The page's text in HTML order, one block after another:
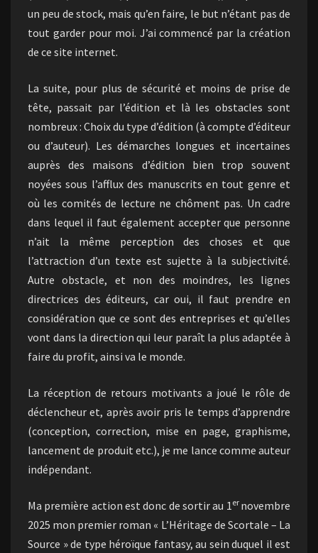
un peu de stock, mais qu’en faire, le but n’étant pas de
tout garder pour moi. J’ai commencé par la création
de ce site internet.
La suite, pour plus de sécurité et moins de prise de
tête, passait par l’édition et là les obstacles sont
nombreux : Choix du type d’édition (à compte d’éditeur
ou d’auteur). Les démarches longues et incertaines
auprès des maisons d’édition bien trop souvent
noyées sous l’afflux des manuscrits en tout genre et
où les comités de lecture ne chôment pas. Un cadre
dans lequel il faut également accepter que personne
n’ait la même perception des choses et que
l’attraction d’un texte est sujette à la subjectivité.
Autre obstacle, et non des moindres, les lignes
directrices des éditeurs, car oui, il faut prendre en
considération que ce sont des entreprises et qu’elles
vont dans la direction qui leur paraît la plus adaptée à
faire du profit, ainsi va le monde.
La réception de retours motivants a joué le rôle de
déclencheur et, après avoir pris le temps d’apprendre
(conception, correction, mise en page, graphisme,
lancement de produit etc.), je me lance comme auteur
indépendant.
Ma première action est donc de sortir au 1 er novembre
2025 mon premier roman « L’Héritage de Scortale – La
Source » de type héroïque fantasy, au sein duquel il est